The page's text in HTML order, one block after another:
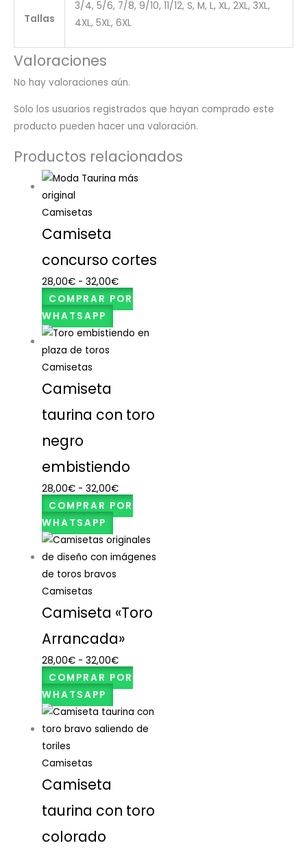
Tallas
3/4, 5/6, 7/8, 9/10, 11/12, S, M, L, XL, 2XL, 3XL,
4XL, 5XL, 6XL
Valoraciones
No hay valoraciones aún.
Solo los usuarios registrados que hayan comprado este
producto pueden hacer una valoración.
Productos relacionados
Camisetas
Camiseta
concurso cortes
28,00€ - 32,00€
COMPRAR POR
WHATSAPP
Camisetas
Camiseta
taurina con toro
negro
embistiendo
28,00€ - 32,00€
COMPRAR POR
WHATSAPP
Camisetas
Camiseta «Toro
Arrancada»
28,00€ - 32,00€
COMPRAR POR
WHATSAPP
Camisetas
Camiseta
taurina con toro
colorado